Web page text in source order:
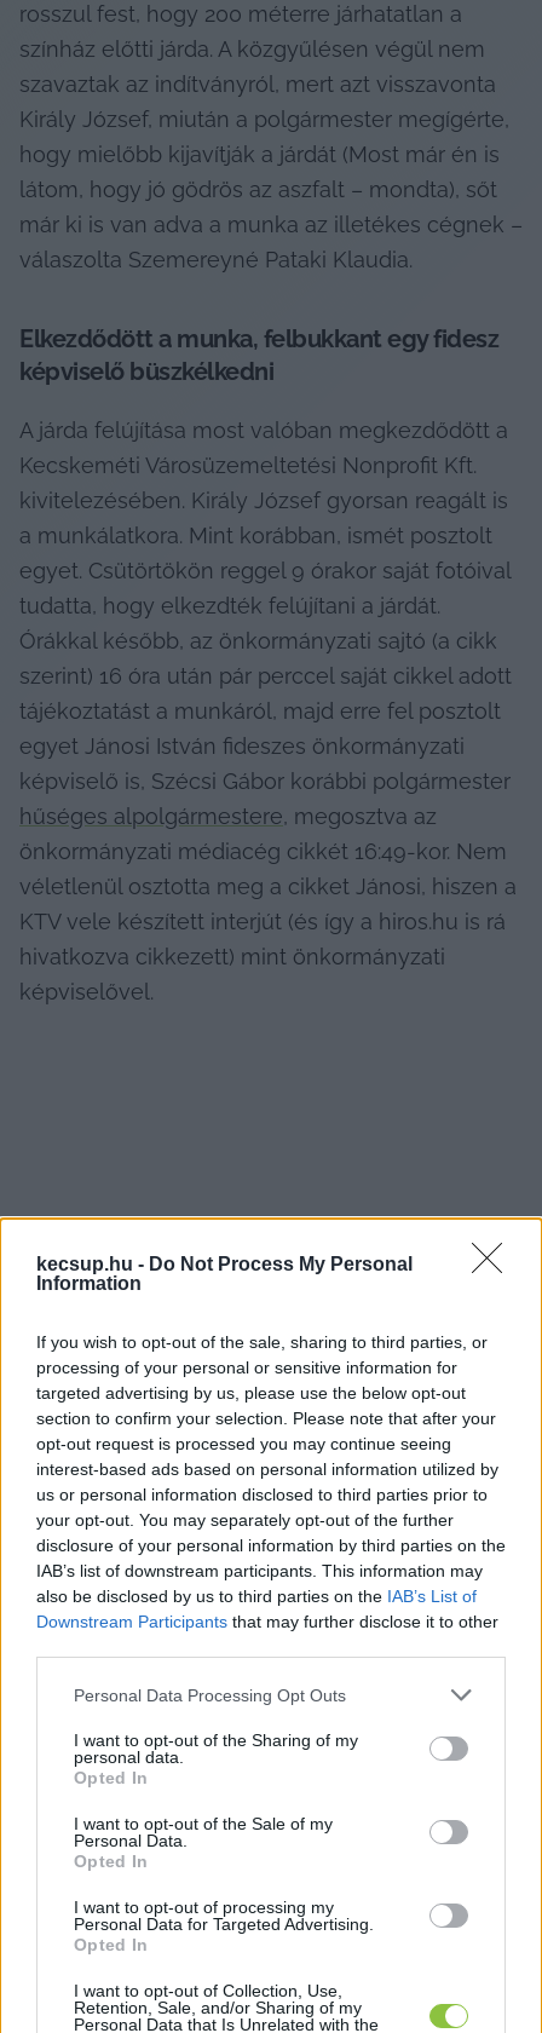
kecsup.hu - Do Not Process My Personal
Information
If you wish to opt-out of the sale, sharing to third parties, or
processing of your personal or sensitive information for
targeted advertising by us, please use the below opt-out
section to confirm your selection. Please note that after your
opt-out request is processed you may continue seeing
interest-based ads based on personal information utilized by
us or personal information disclosed to third parties prior to
your opt-out. You may separately opt-out of the further
disclosure of your personal information by third parties on the
IAB’s list of downstream participants. This information may
also be disclosed by us to third parties on the IAB’s List of
Downstream Participants that may further disclose it to other
Please note that this website/app uses one or more Google
not limited to your visit or usage behaviour. You may click to
grant or deny consent to Google and its third-party tags to
use your data for below specified purposes in below Google
consent section.
Personal Data Processing Opt Outs
I want to opt-out of the Sharing of my
personal data.
Opted In
I want to opt-out of the Sale of my
Personal Data.
Opted In
I want to opt-out of processing my
Personal Data for Targeted Advertising.
Opted In
I want to opt-out of Collection, Use,
Retention, Sale, and/or Sharing of my
Personal Data that Is Unrelated with the
rosszul fest, hogy 200 méterre járhatatlan a
színház előtti járda. A közgyűlésen végül nem
szavaztak az indítványról, mert azt visszavonta
Király József, miután a polgármester megígérte,
hogy mielőbb kijavítják a járdát (Most már én is
látom, hogy jó gödrös az aszfalt – mondta), sőt
már ki is van adva a munka az illetékes cégnek –
válaszolta Szemereyné Pataki Klaudia.
Elkezdődött a munka, felbukkant egy fidesz
képviselő büszkélkedni
A járda felújítása most valóban megkezdődött a
Kecskeméti Városüzemeltetési Nonprofit Kft.
kivitelezésében. Király József gyorsan reagált is
a munkálatkora. Mint korábban, ismét posztolt
egyet. Csütörtökön reggel 9 órakor saját fotóival
tudatta, hogy elkezdték felújítani a járdát.
Órákkal később, az önkormányzati sajtó (a cikk
szerint) 16 óra után pár perccel saját cikkel adott
tájékoztatást a munkáról, majd erre fel posztolt
egyet Jánosi István fideszes önkormányzati
hűséges alpolgármestere, megosztva az
önkormányzati médiacég cikkét 16:49-kor. Nem
véletlenül osztotta meg a cikket Jánosi, hiszen a
KTV vele készített interjút (és így a hiros.hu is rá
hivatkozva cikkezett) mint önkormányzati
képviselővel.
Az ellenzéki körzetben zajló beruházásról a
nyilatkozott az önkrományzati médiacégnek
Csakhogy a színház nem Jánosi István
körzetében van (vagyis a 9-esben), hanem Király
Józsefében, a 8. választókörzetben. Ezért is
posztolt már a járdáról korábban is az ellenzéki
képviselő, sürgetve, hogy történjen már valami.
És ezért is vitte közgyűlés elé a témát
indítványban. Közben levelezett és telefonon
egyeztetett a városházával, a városüzemeltetési
céggel és a színház igazgatójával is. Az
önkormányzati sajtó pedig -ki tudja, miért-
Jánosi Istvánnal készített interjút a helyszínen,
kéréssel fordult a fentebb említett
önkormányzati céghez, hogy cseréljék ki a
burkolatot a színház előtt. Miután önkormányzati
képviselőként nyilatkozott, és nem a városháza
ezért a közügyeket jól ismerők talán